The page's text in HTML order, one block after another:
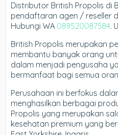
Distributor British Propolis di
pendaftaran agen / reseller
Hubungi WA 089520087584.
British Propolis merupakan
membantu banyak orang
dalam menjadi pengusaha
bermanfaat bagi semua
Perusahaan ini berfokus
menghasilkan berbagai
Propolis yang merupakan
kesehatan premium yang